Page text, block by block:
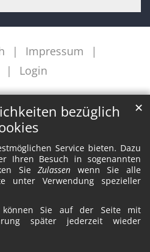
bezüglich
Service bieten. Dazu
Ihren Besuch in sogenannten
SieZulassen wenn Sie alle
unter Verwendung spezieller
können Sie auf der Seite mit
später jederzeit wieder
✕
Impressum
Login